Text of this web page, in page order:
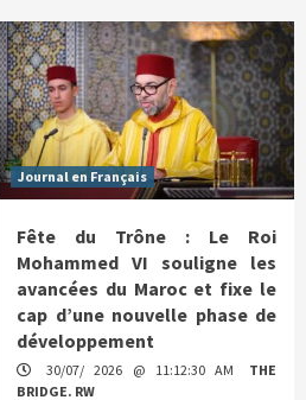
Journal en Français
Fête du Trône : Le Roi
Mohammed VI souligne les
avancées du Maroc et fixe le
cap d’une nouvelle phase de
développement
30/07/ 2026 @ 11:12:30 AM
THE
BRIDGE. RW